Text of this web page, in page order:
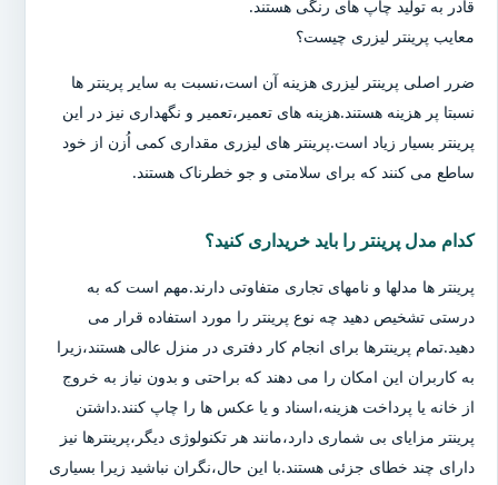
قادر به تولید چاپ های رنگی هستند.
معایب پرینتر لیزری چیست؟
ضرر اصلی پرینتر لیزری هزینه آن است،نسبت به سایر پرینتر ها
نسبتا پر هزینه هستند.هزینه های تعمیر،تعمیر و نگهداری نیز در این
پرینتر بسیار زیاد است.پرینتر های لیزری مقداری کمی اُزن از خود
ساطع می کنند که برای سلامتی و جو خطرناک هستند.
کدام مدل پرینتر را باید خریداری کنید؟
پرینتر ها مدلها و نامهای تجاری متفاوتی دارند.مهم است که به
درستی تشخیص دهید چه نوع پرینتر را مورد استفاده قرار می
دهید.تمام پرینترها برای انجام کار دفتری در منزل عالی هستند،زیرا
به کاربران این امکان را می دهند که براحتی و بدون نیاز به خروج
از خانه یا پرداخت هزینه،اسناد و یا عکس ها را چاپ کنند.داشتن
پرینتر مزایای بی شماری دارد،مانند هر تکنولوژی دیگر،پرینترها نیز
دارای چند خطای جزئی هستند.با این حال،نگران نباشید زیرا بسیاری